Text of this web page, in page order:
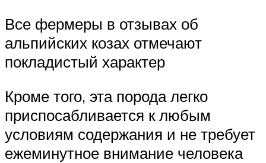
Все фермеры в отзывах об
альпийских козах отмечают
покладистый характер
Кроме того, эта порода легко
приспосабливается к любым
условиям содержания и не требует
ежеминутное внимание человека